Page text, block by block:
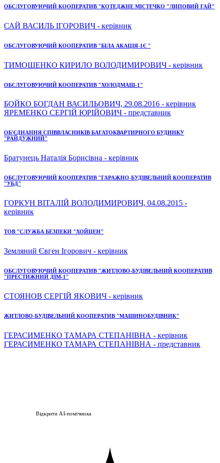
ОБСЛУГОВУЮЧИЙ КООПЕРАТИВ "КОТЕДЖНЕ МІСТЕЧКО "ЛИПОВИЙ ГАЙ"
САЙ ВАСИЛЬ ІГОРОВИЧ - керівник
ОБСЛУГОВУЮЧИЙ КООПЕРАТИВ "БІЛА АКАЦІЯ-1Є "
ТИМОШЕНКО КИРИЛО ВОЛОДИМИРОВИЧ - керівник
ОБСЛУГОВУЮЧИЙ КООПЕРАТИВ "ХОЛОДМАШ-1"
БОЙКО БОГДАН ВАСИЛЬОВИЧ, 29.08.2016 - керівник
ЯРЕМЕНКО СЕРГІЙ ЮРІЙОВИЧ - представник
ОБ'ЄДНАННЯ СПІВВЛАСНИКІВ БАГАТОКВАРТИРНОГО БУДИНКУ
"РАЙДУЖНИЙ"
Братунець Наталія Борисівна - керівник
ОБСЛУГОВУЮЧИЙ КООПЕРАТИВ "ГАРАЖНО-БУДІВЕЛЬНИЙ КООПЕРАТИВ
"УБД"
ГОРКУН ВІТАЛІЙ ВОЛОДИМИРОВИЧ, 04.08.2015 -
керівник
ТОВ "СЛУЖБА БЕЗПЕКИ "ХОЙЦЕН"
Земляний Євген Ігорович - керівник
ОБСЛУГОВУЮЧИЙ КООПЕРАТИВ "ЖИТЛОВО-БУДІВЕЛЬНИЙ КООПЕРАТИВ
"ПРЕСТИЖНИЙ ДІМ-1"
СТОЯНОВ СЕРГІЙ ЯКОВИЧ - керівник
ЖИТЛОВО-БУДІВЕЛЬНИЙ КООПЕРАТИВ "МАШИНОБУДІВНИК"
ГЕРАСИМЕНКО ТАМАРА СТЕПАНІВНА - керівник
ГЕРАСИМЕНКО ТАМАРА СТЕПАНІВНА - представник
Відкрити AI-помічника